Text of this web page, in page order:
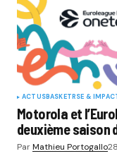
ACTUSBASKETRSE &
Motorola et
deuxième saison
ParMathieu Portogallo